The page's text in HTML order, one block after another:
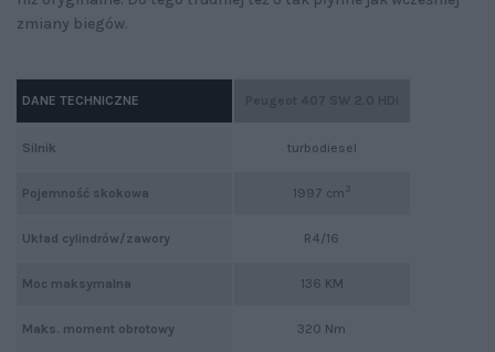
zmiany biegów.
turbodiesel
1997 cm 3
R4/16
136 KM
320 Nm
DANE TECHNICZNE
Silnik
Pojemność skokowa
Układ cylindrów/zawory
Moc maksymalna
Maks. moment obrotowy